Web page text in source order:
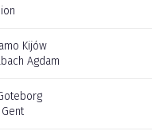
Kijów
Agdam
Gent